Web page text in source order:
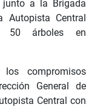
junto a la Brigada
Autopista Central
50 árboles en
compromisos
General de
Central con